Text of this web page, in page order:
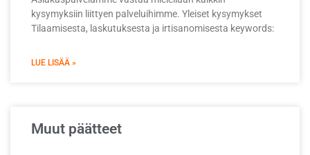
kysymyksiin liittyen palveluihimme. Yleiset kysymykset
Tilaamisesta, laskutuksesta ja irtisanomisesta keywords:
LUE LISÄÄ »
Muut päätteet